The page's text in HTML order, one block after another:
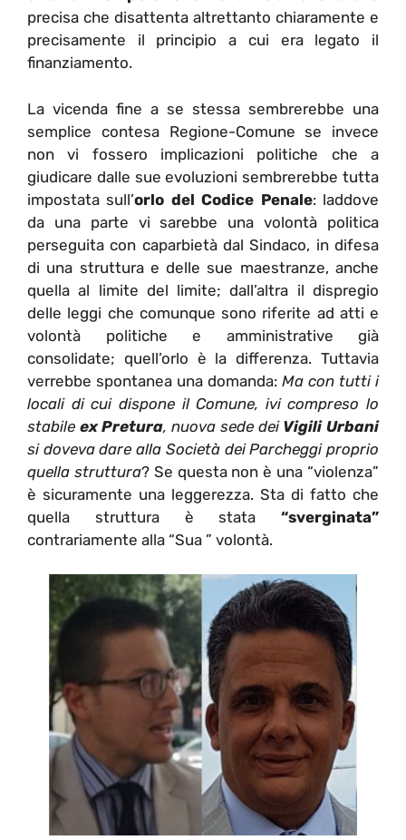
precisa che disattenta altrettanto chiaramente e
precisamente il principio a cui era legato il
finanziamento.
La vicenda fine a se stessa sembrerebbe una
semplice contesa Regione-Comune se invece
non vi fossero implicazioni politiche che a
giudicare dalle sue evoluzioni sembrerebbe tutta
impostata sull’orlo del Codice Penale: laddove
da una parte vi sarebbe una volontà politica
perseguita con caparbietà dal Sindaco, in difesa
di una struttura e delle sue maestranze, anche
quella al limite del limite; dall’altra il dispregio
delle leggi che comunque sono riferite ad atti e
volontà politiche e amministrative già
consolidate; quell’orlo è la differenza. Tuttavia
verrebbe spontanea una domanda: Ma con tutti i
locali di cui dispone il Comune, ivi compreso lo
stabile ex Pretura, nuova sede dei Vigili Urbani
si doveva dare alla Società dei Parcheggi proprio
quella struttura? Se questa non è una “violenza”
è sicuramente una leggerezza. Sta di fatto che
quella struttura è stata “sverginata”
contrariamente alla “Sua ” volontà.